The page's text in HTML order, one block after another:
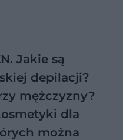
Jakie są
depilacji?
mężczyzny?
dla
można